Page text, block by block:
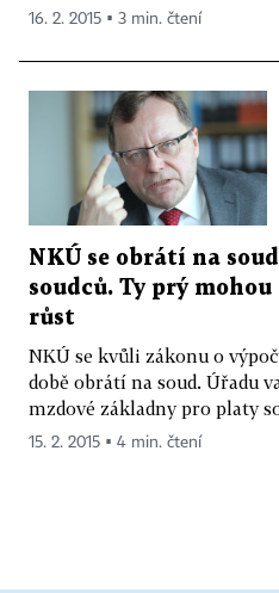
16. 2. 2015 ▪ 3 min. čtení
NKÚ se obrátí na
soudců. Ty prý
růst
NKÚ se kvůli zákonu o
době obrátí na soud. Úřadu
mzdové základny pro platy
15. 2. 2015 ▪ 4 min. čtení